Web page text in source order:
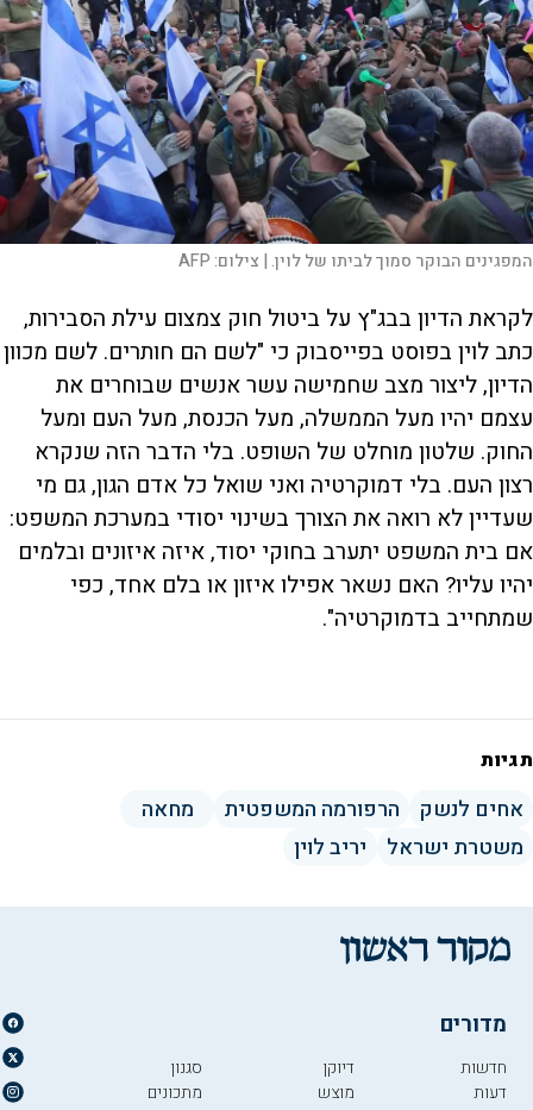
המפגינים הבוקר סמוך לביתו של לוין. | צילום:AFP
לקראת הדיון בבג"ץ על ביטול חוק צמצום עילת הסבירות,
כתב לוין בפוסט בפייסבוק כי "לשם הם חותרים. לשם מכוון
הדיון, ליצור מצב שחמישה עשר אנשים שבוחרים את
עצמם יהיו מעל הממשלה, מעל הכנסת, מעל העם ומעל
החוק. שלטון מוחלט של השופט. בלי הדבר הזה שנקרא
רצון העם. בלי דמוקרטיה ואני שואל כל אדם הגון, גם מי
שעדיין לא רואה את הצורך בשינוי יסודי במערכת המשפט:
אם בית המשפט יתערב בחוקי יסוד, איזה איזונים ובלמים
יהיו עליו? האם נשאר אפילו איזון או בלם אחד, כפי
שמתחייב בדמוקרטיה".
תגיות
אחים לנשק הרפורמה המשפטית
מחאה
משטרת ישראל
יריב לוין
מדורים
חדשות
דעות
דיוקן
מוצש
סגנון
מתכונים